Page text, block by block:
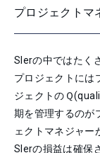
プロジェクトマ
SIerの中ではたく
プロジェクトには
ジェクトのＱ
期を管理するのが
ェクトマネジャー
SIerの損益は確保